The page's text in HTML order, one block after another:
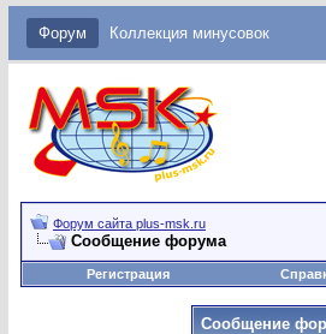
Форум Коллекция минусовок
Форум сайта plus-msk.ru
Сообщение форума
Регистрация
Сообщение